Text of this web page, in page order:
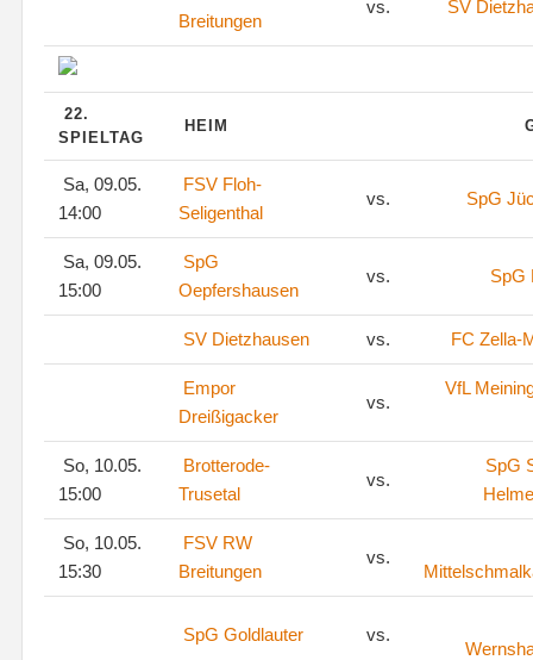
Breitungen
vs. SV
22.
SPIELTAG
HEIM
Sa, 09.05.
14:00
FSV Floh-
Seligenthal
vs. SpG
Sa, 09.05.
15:00
SpG
Oepfershausen
vs. SpG
SV Dietzhausen vs. FC Zella-
Empor
Dreißigacker
vs.
VfL
So, 10.05.
15:00
Brotterode-
Trusetal
vs.
SpG
So, 10.05.
15:30
FSV RW
Breitungen
vs.
SpG Goldlauter vs.